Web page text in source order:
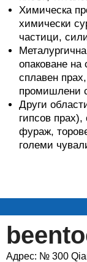
Химическа
химически
частици,
опаковане на
сплавен
промишлени
Други
гипсов прах),
фураж,
големи
Адрес: № 300